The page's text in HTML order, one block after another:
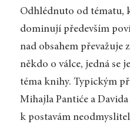
Odhlédnuto od tématu,
dominují především
nad obsahem převažuje
někdo o válce, jedná se
téma knihy. Typickým
Mihajla Pantiće a
k postavám